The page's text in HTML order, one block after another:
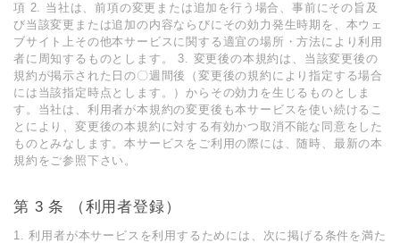
項 2. 当社は、前項の変更または追加を⾏う場合、事前にその旨及
び当該変更または追加の内容ならびにその効⼒発⽣時期を、本ウェ
ブサイト上その他本サービスに関する適宜の場所・⽅法により利⽤
者に周知するものとします。 3. 変更後の本規約は、当該変更後の
規約が掲⽰された⽇の〇週間後（変更後の規約により指定する場合
には当該指定時点とします。）からその効⼒を⽣じるものとしま
す。当社は、利⽤者が本規約の変更後も本サービスを使い続けるこ
とにより、変更後の本規約に対する有効かつ取消不能な同意をした
ものとみなします。本サービスをご利⽤の際には、随時、最新の本
規約をご参照下さい。
第 3 条 （利⽤者登録）
1. 利⽤者が本サービスを利⽤するためには、次に掲げる条件を満た